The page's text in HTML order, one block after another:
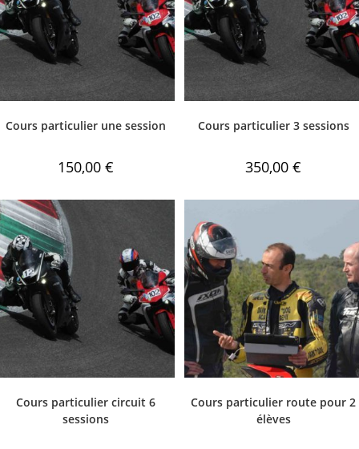
Cours particulier une session
150,00 €
Cours particulier 3 sessions
350,00 €
Cours particulier circuit 6
sessions
Cours particulier route pour 2
élèves